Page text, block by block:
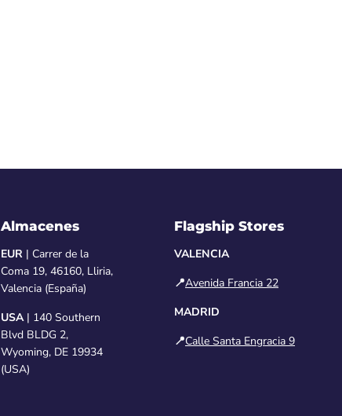
Almacenes
EUR | Carrer de la
Coma 19, 46160, Lliria,
Valencia (España)
USA| 140 Southern
Blvd BLDG 2,
Wyoming, DE 19934
(USA)
Flagship Stores
VALENCIA
📍Avenida Francia 22
MADRID
📍Calle Santa Engracia 9